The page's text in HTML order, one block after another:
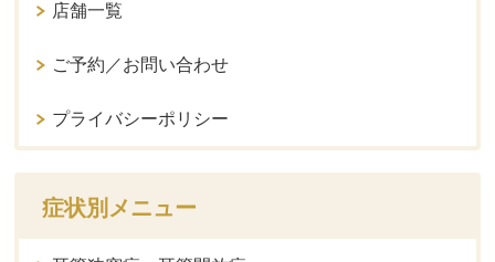
店舗一覧
ご予約／お問い合わせ
プライバシーポリシー
症状別メニュー